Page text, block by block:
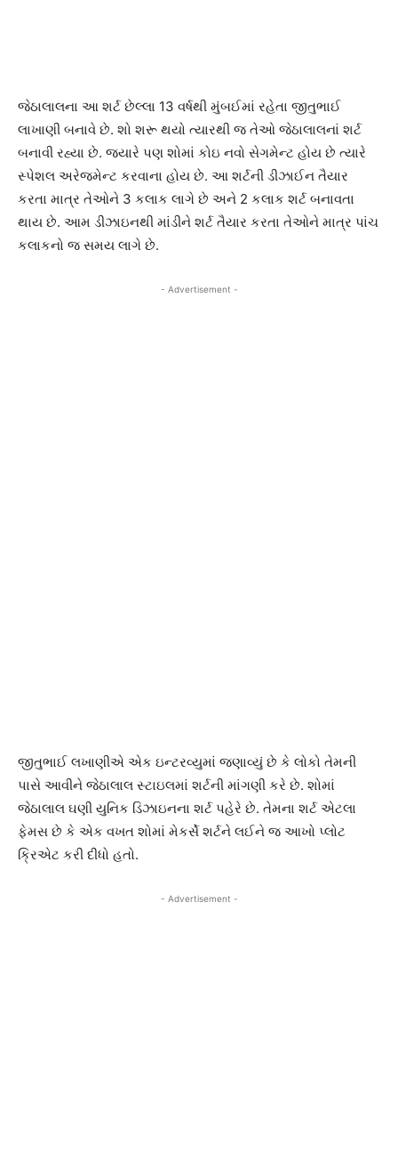
જેઠાલાલના આ શર્ટ છેલ્લા 13 વર્ષથી મુંબઈમાં રહેતા જીતુભાઈ
લાખાણી બનાવે છે. શો શરૂ થયો ત્યારથી જ તેઓ જેઠાલાલનાં શર્ટ
બનાવી રહ્યા છે. જ્યારે પણ શોમાં કોઇ નવો સેગમેન્ટ હોય છે ત્યારે
સ્પેશલ અરેજમેન્ટ કરવાના હોય છે. આ શર્ટની ડીઝાઈન તૈયાર
કરતા માત્ર તેઓને 3 કલાક લાગે છે અને 2 કલાક શર્ટ બનાવતા
થાય છે. આમ ડીઝાઇનથી માંડીને શર્ટ તૈયાર કરતા તેઓને માત્ર પાંચ
કલાકનો જ સમય લાગે છે.
- Advertisement -
જીતુભાઈ લખાણીએ એક ઇન્ટરવ્યુમાં જણાવ્યું છે કે લોકો તેમની
પાસે આવીને જેઠાલાલ સ્ટાઇલમાં શર્ટની માંગણી કરે છે. શોમાં
જેઠાલાલ ઘણી યુનિક ડિઝાઇનના શર્ટ પહેરે છે. તેમના શર્ટ એટલા
ફેમસ છે કે એક વખત શોમાં મેકર્સે શર્ટને લઈને જ આખો પ્લોટ
ક્રિએટ કરી દીધો હતો.
- Advertisement -